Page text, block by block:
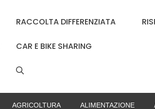
RACCOLTA DIFFERENZIATA
CAR E BIKE SHARING
AGRICOLTURA ALIMENTAZIONE